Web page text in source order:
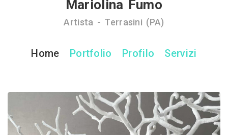
Mariolina Fumo
Artista - Terrasini (PA)
Home Portfolio Profilo Servizi